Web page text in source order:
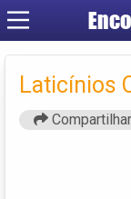
Laticínios
Compartilhar